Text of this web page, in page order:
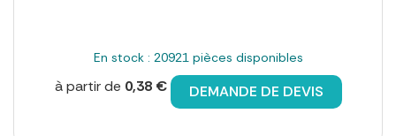
En stock : 20921 pièces disponibles
à partir de 0,38 € DEMANDE DE DEVIS